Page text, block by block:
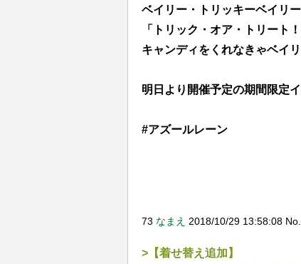
指揮官諸君、貴方だけのお姉
発した1/6スケールの下半身
そりゃ謙介がやらかしてもう
ん！」「フェニのスキン来い
【アズレン】はーいその発
ベイリー・トリッキーベイリー
「トリック・オア・トリート
キャンディをくれなきゃベイ
明日より開催予定の期間限定
#アズールレーン
73 なまえ 2018/10/29 13:58:08
>【着せ替え追加】